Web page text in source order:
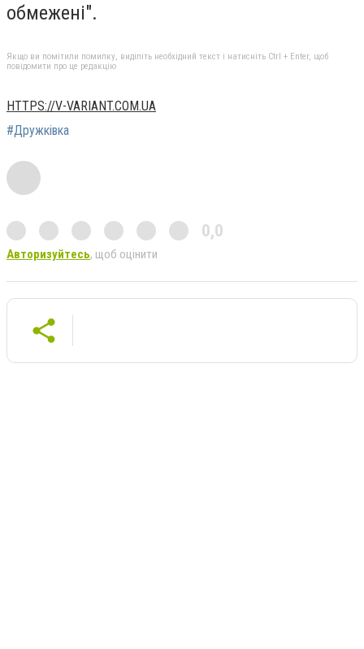
обмежені".
Якщо ви помітили помилку, виділіть необхідний текст і натисніть Ctrl + Enter, щоб
повідомити про це редакцію
HTTPS://V-VARIANT.COM.UA
#Дружківка
0,0
Авторизуйтесь, щоб оцінити